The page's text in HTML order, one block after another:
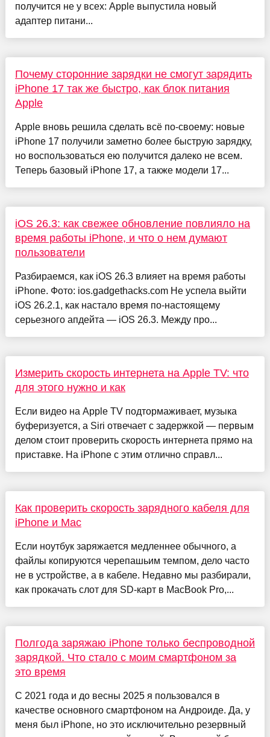
получится не у всех: Apple выпустила новый
адаптер питани...
Почему сторонние зарядки не смогут зарядить
iPhone 17 так же быстро, как блок питания
Apple
Apple вновь решила сделать всё по-своему: новые
iPhone 17 получили заметно более быструю зарядку,
но воспользоваться ею получится далеко не всем.
Теперь базовый iPhone 17, а также модели 17...
iOS 26.3: как свежее обновление повлияло на
время работы iPhone, и что о нем думают
пользователи
Разбираемся, как iOS 26.3 влияет на время работы
iPhone. Фото: ios.gadgethacks.com Не успела выйти
iOS 26.2.1, как настало время по-настоящему
серьезного апдейта — iOS 26.3. Между про...
Измерить скорость интернета на Apple TV: что
для этого нужно и как
Если видео на Apple TV подтормаживает, музыка
буферизуется, а Siri отвечает с задержкой — первым
делом стоит проверить скорость интернета прямо на
приставке. На iPhone с этим отлично справл...
Как проверить скорость зарядного кабеля для
iPhone и Mac
Если ноутбук заряжается медленнее обычного, а
файлы копируются черепашьим темпом, дело часто
не в устройстве, а в кабеле. Недавно мы разбирали,
как прокачать слот для SD-карт в MacBook Pro,...
Полгода заряжаю iPhone только беспроводной
зарядкой. Что стало с моим смартфоном за
это время
С 2021 года и до весны 2025 я пользовался в
качестве основного смартфоном на Андроиде. Да, у
меня был iPhone, но это исключительно резервный